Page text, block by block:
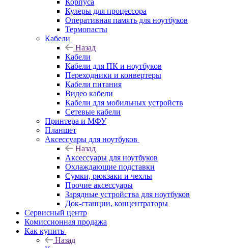
Корпуса
Кулеры для процессора
Оперативная память для ноутбуков
Термопасты
Кабели
Назад
Кабели
Кабели для ПК и ноутбуков
Переходники и конвертеры
Кабели питания
Видео кабели
Кабели для мобильных устройств
Сетевые кабели
Принтера и МФУ
Планшет
Аксессуары для ноутбуков
Назад
Аксессуары для ноутбуков
Охлаждающие подставки
Сумки, рюкзаки и чехлы
Прочие аксессуары
Зарядные устройства для ноутбуков
Док-станции, концентраторы
Сервисный центр
Комиссионная продажа
Как купить
Назад